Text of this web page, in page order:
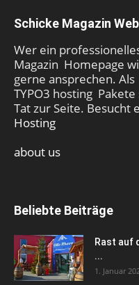
Schicke Magazin
Wer ein
Magazin Homepage
gerne ansprechen.
TYPO3 hosting
Tat zur Seite. Besucht
Hosting
about us
Beliebte Beiträge
Rast auf
...
1. Januar